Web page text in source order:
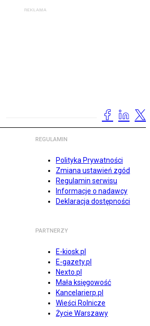
REGULAMIN
Polityka Prywatności
Zmiana ustawień zgód
Regulamin serwisu
Informacje o nadawcy
Deklaracja dostępności
PARTNERZY
E-kiosk.pl
E-gazety.pl
Nexto.pl
Mała księgowość
Kancelarierp.pl
Wieści Rolnicze
Życie Warszawy